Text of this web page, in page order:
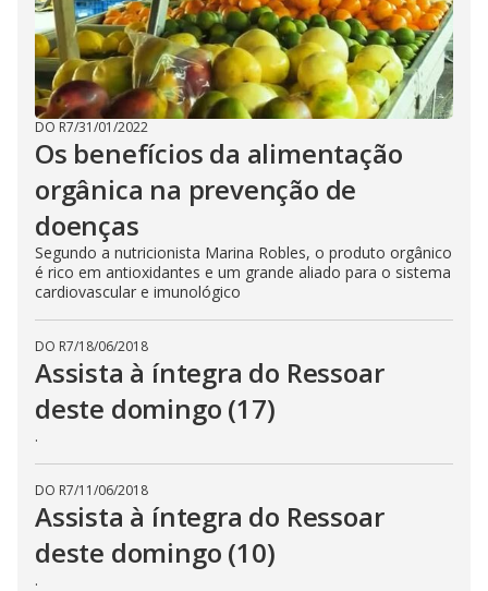
DO R7/31/01/2022
Os benefícios da alimentação
orgânica na prevenção de
doenças
Segundo a nutricionista Marina Robles, o produto orgânico
é rico em antioxidantes e um grande aliado para o sistema
cardiovascular e imunológico
DO R7/18/06/2018
Assista à íntegra do Ressoar
deste domingo (17)
.
DO R7/11/06/2018
Assista à íntegra do Ressoar
deste domingo (10)
.